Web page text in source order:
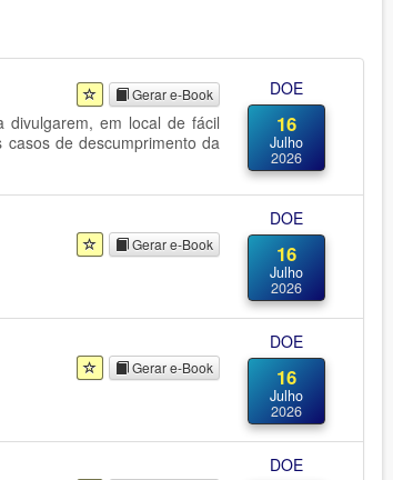
Gerar e-Book
em local de fácil
de descumprimento da
DOE
16
Julho
2026
Gerar e-Book
DOE
16
Julho
2026
Gerar e-Book
DOE
16
Julho
2026
DOE